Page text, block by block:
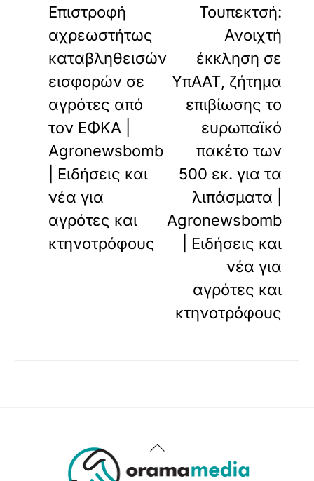
Επιστροφή
αχρεωστήτως
καταβληθεισών
εισφορών σε
αγρότες από
τον ΕΦΚΑ |
Agronewsbomb
| Ειδήσεις και
νέα για
αγρότες και
κτηνοτρόφους
Τουπεκτσή:
Ανοιχτή
έκκληση σε
ΥπΑΑΤ, ζήτημα
επιβίωσης το
ευρωπαϊκό
πακέτο των
500 εκ. για τα
λιπάσματα |
Agronewsbomb
| Ειδήσεις και
νέα για
αγρότες και
κτηνοτρόφους
Back
To